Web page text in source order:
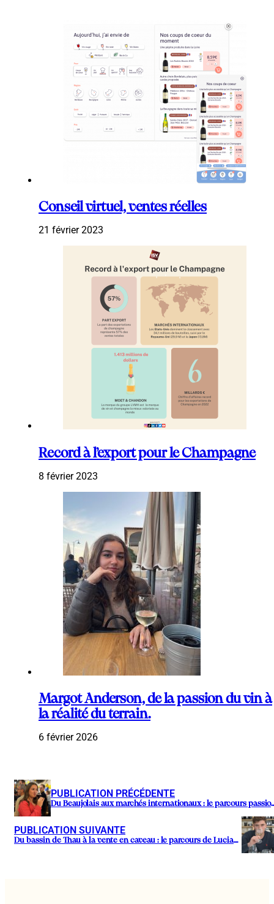
Conseil virtuel, ventes réelles
21 février 2023
Record à l’export pour le Champagne
8 février 2023
Margot Anderson, de la passion du vin à
la réalité du terrain.
6 février 2026
PUBLICATION PRÉCÉDENTE
Du Beaujolais aux marchés
PUBLICATION SUIVANTE
Du bassin de Thau à la vente en caveau : le parcours de Lucian Morgo.